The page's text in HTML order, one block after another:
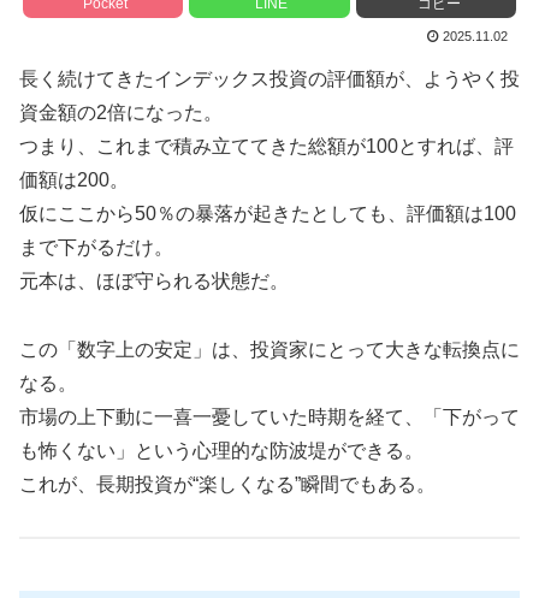
Pocket LINE コピー
2025.11.02
長く続けてきたインデックス投資の評価額が、ようやく投
資金額の2倍になった。
つまり、これまで積み立ててきた総額が100とすれば、評
価額は200。
仮にここから50％の暴落が起きたとしても、評価額は100
まで下がるだけ。
元本は、ほぼ守られる状態だ。
この「数字上の安定」は、投資家にとって大きな転換点に
なる。
市場の上下動に一喜一憂していた時期を経て、「下がって
も怖くない」という心理的な防波堤ができる。
これが、長期投資が“楽しくなる”瞬間でもある。